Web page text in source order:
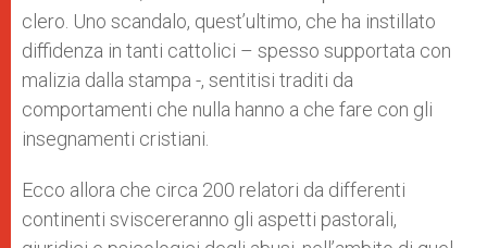
clero. Uno scandalo, quest’ultimo, che ha instillato
diffidenza in tanti cattolici – spesso supportata con
malizia dalla stampa -, sentitisi traditi da
comportamenti che nulla hanno a che fare con gli
insegnamenti cristiani.
Ecco allora che circa 200 relatori da differenti
continenti sviscereranno gli aspetti pastorali,